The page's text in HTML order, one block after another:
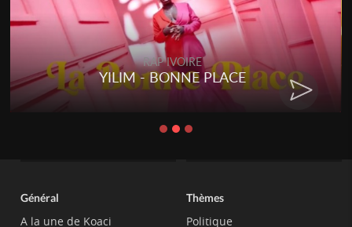
RAP IVOIRE
YILIM - BONNE PLACE
Général
A la une de Koaci
Thèmes
Politique